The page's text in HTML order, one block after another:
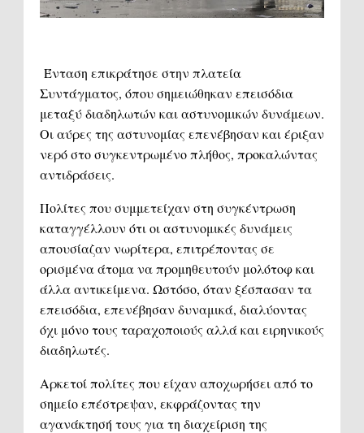
Ένταση επικράτησε στην πλατεία
Συντάγματος, όπου σημειώθηκαν επεισόδια
μεταξύ διαδηλωτών και αστυνομικών δυνάμεων.
Oι αύρες της αστυνομίας επενέβησαν και έριξαν
νερό στο συγκεντρωμένο πλήθος, προκαλώντας
αντιδράσεις.
Πολίτες που συμμετείχαν στη συγκέντρωση
καταγγέλλουν ότι οι αστυνομικές δυνάμεις
απουσίαζαν νωρίτερα, επιτρέποντας σε
ορισμένα άτομα να προμηθευτούν μολότοφ και
άλλα αντικείμενα. Ωστόσο, όταν ξέσπασαν τα
επεισόδια, επενέβησαν δυναμικά, διαλύοντας
όχι μόνο τους ταραχοποιούς αλλά και ειρηνικούς
διαδηλωτές.
Αρκετοί πολίτες που είχαν αποχωρήσει από το
σημείο επέστρεψαν, εκφράζοντας την
αγανάκτησή τους για τη διαχείριση της